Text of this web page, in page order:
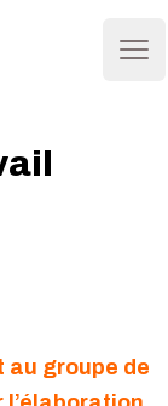
au groupe de